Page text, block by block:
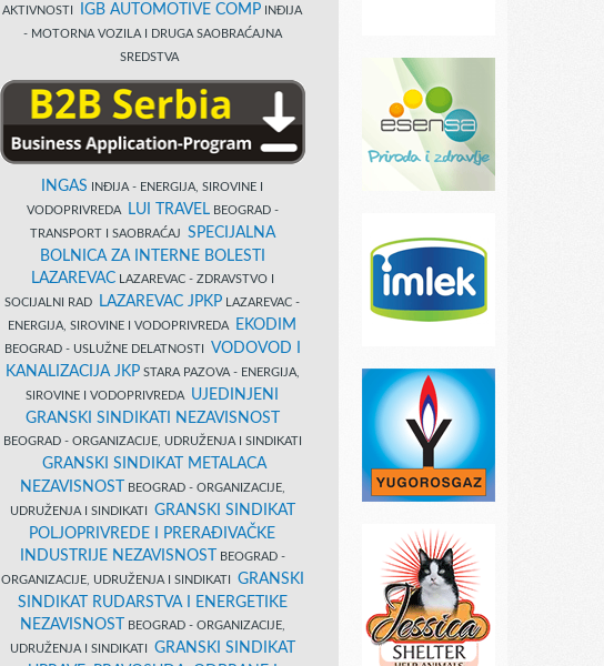
AKTIVNOSTI
IGB AUTOMOTIVE COMP INĐIJA
- MOTORNA VOZILA I DRUGA SAOBRAĆAJNA
SREDSTVA
INGAS INĐIJA - ENERGIJA, SIROVINE I
VODOPRIVREDA
LUI TRAVELBEOGRAD -
TRANSPORT I SAOBRAĆAJ SPECIJALNA
BOLNICA ZA INTERNE BOLESTI
LAZAREVACLAZAREVAC - ZDRAVSTVO I
SOCIJALNI RAD
LAZAREVAC JPKP LAZAREVAC -
ENERGIJA, SIROVINE I VODOPRIVREDA
EKODIM
BEOGRAD - USLUŽNE DELATNOSTI VODOVOD I
KANALIZACIJA JKPSTARA PAZOVA - ENERGIJA,
SIROVINE I VODOPRIVREDA UJEDINJENI
GRANSKI SINDIKATI NEZAVISNOST
BEOGRAD - ORGANIZACIJE, UDRUŽENJA I SINDIKATI
GRANSKI SINDIKAT METALACA
NEZAVISNOST
BEOGRAD - ORGANIZACIJE,
UDRUŽENJA I SINDIKATI GRANSKI SINDIKAT
POLJOPRIVREDE I PRERAĐIVAČKE
INDUSTRIJE NEZAVISNOST
BEOGRAD -
ORGANIZACIJE, UDRUŽENJA I SINDIKATI GRANSKI
SINDIKAT RUDARSTVA I ENERGETIKE
NEZAVISNOST
BEOGRAD - ORGANIZACIJE,
UDRUŽENJA I SINDIKATI GRANSKI SINDIKAT